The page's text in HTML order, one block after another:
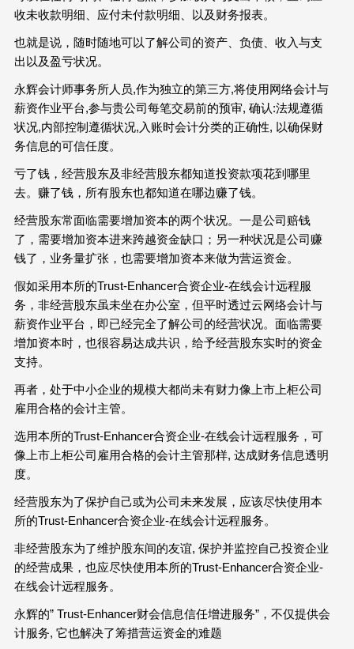
收未收款明细、应付未付款明细、以及财务报表。
也就是说，随时随地可以了解公司的资产、负债、收入与支
出以及盈亏状况。
永辉会计师事务所人员,作为独立的第三方,将使用网络会计与
薪资作业平台,参与贵公司每笔交易前的预审, 确认:法规遵循
状况,内部控制遵循状况,入账时会计分类的正确性, 以确保财
务信息的可信任度。
亏了钱，经营股东及非经营股东都知道投资款项花到哪里
去。赚了钱，所有股东也都知道在哪边赚了钱。
经营股东常面临需要增加资本的两个状况。一是公司赔钱
了，需要增加资本进来跨越资金缺口；另一种状况是公司赚
钱了，业务量扩张，也需要增加资本来做为营运资金。
假如采用本所的Trust-Enhancer合资企业-在线会计远程服
务，非经营股东虽未坐在办公室，但平时透过云网络会计与
薪资作业平台，即已经完全了解公司的经营状况。面临需要
增加资本时，也很容易达成共识，给予经营股东实时的资金
支持。
再者，处于中小企业的规模大都尚未有财力像上市上柜公司
雇用合格的会计主管。
选用本所的Trust-Enhancer合资企业-在线会计远程服务，可
像上市上柜公司雇用合格的会计主管那样, 达成财务信息透明
度。
经营股东为了保护自己或为公司未来发展，应该尽快使用本
所的Trust-Enhancer合资企业-在线会计远程服务。
非经营股东为了维护股东间的友谊, 保护并监控自己投资企业
的经营成果，也应尽快使用本所的Trust-Enhancer合资企业-
在线会计远程服务。
永辉的” Trust-Enhancer财会信息信任增进服务”，不仅提供会
计服务, 它也解决了筹措营运资金的难题